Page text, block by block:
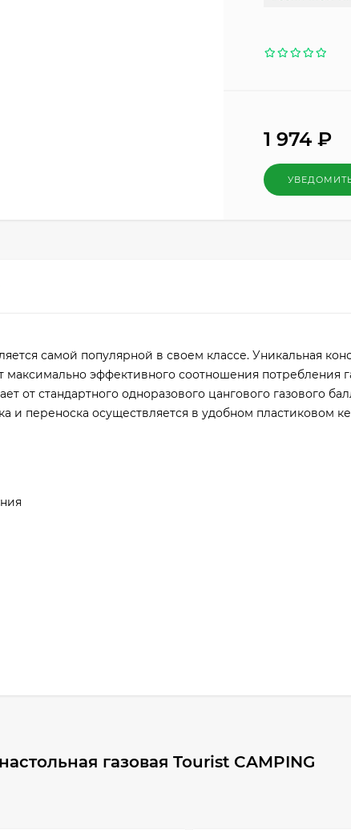
1 974₽
самой популярной в своем классе. Уникальная
максимально эффективного соотношения потребления
от стандартного одноразового цангового газового
и переноска осуществляется в удобном пластиковом
газовая Tourist CAMPING